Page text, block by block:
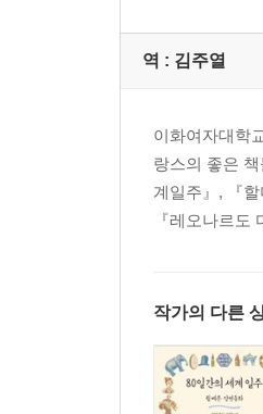
역 : 김주열
이화여자대학
랑스의 좋은
계일주』, 『
『레오나르도
작가의 다른